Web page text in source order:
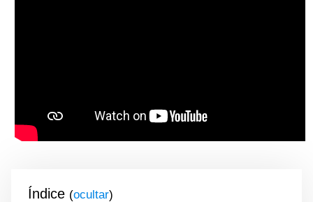
Índice ( )